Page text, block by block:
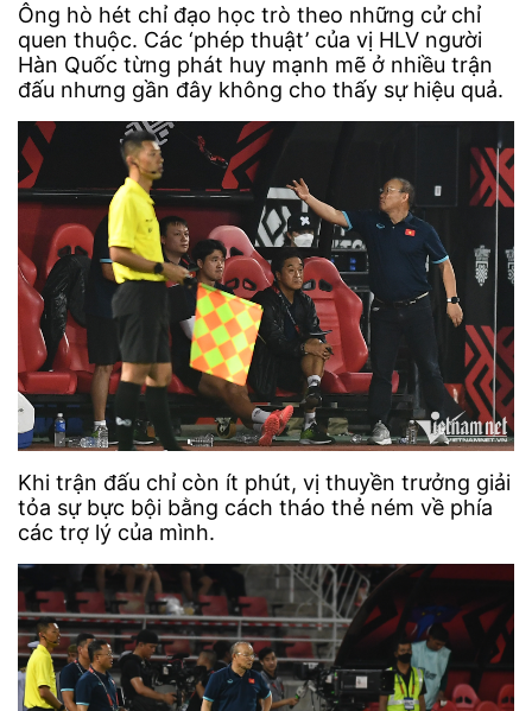
Ông hò hét chỉ đạo học trò theo những cử chỉ
quen thuộc. Các ‘phép thuật’ của vị HLV người
Hàn Quốc từng phát huy mạnh mẽ ở nhiều trận
đấu nhưng gần đây không cho thấy sự hiệu quả.
Khi trận đấu chỉ còn ít phút, vị thuyền trưởng giải
tỏa sự bực bội bằng cách tháo thẻ ném về phía
các trợ lý của mình.